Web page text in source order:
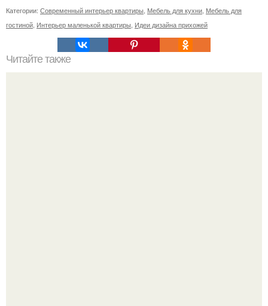
Категории: Современный интерьер квартиры Мебель для кухни Мебель для
гостиной Интерьер маленькой квартиры Идеи дизайна прихожей
Читайте также